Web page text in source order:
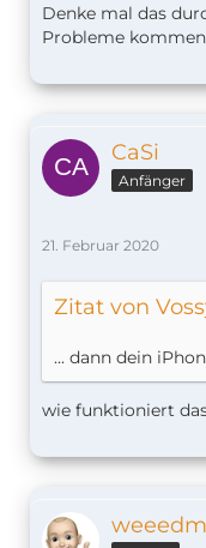
Denke mal das
Probleme
CaSi
Anfänger
21. Februar 2020
Zitat von
... dann dein
wie funktioniert